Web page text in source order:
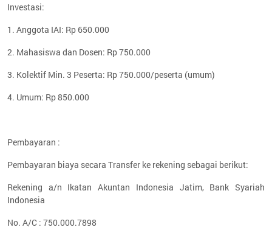
Investasi:
1. Anggota IAI: Rp 650.000
2. Mahasiswa dan Dosen: Rp 750.000
3. Kolektif Min. 3 Peserta: Rp 750.000/peserta (umum)
4. Umum: Rp 850.000
Pembayaran :
Pembayaran biaya secara Transfer ke rekening sebagai berikut:
Rekening a/n Ikatan Akuntan Indonesia Jatim, Bank Syariah
Indonesia
No. A/C : 750.000.7898